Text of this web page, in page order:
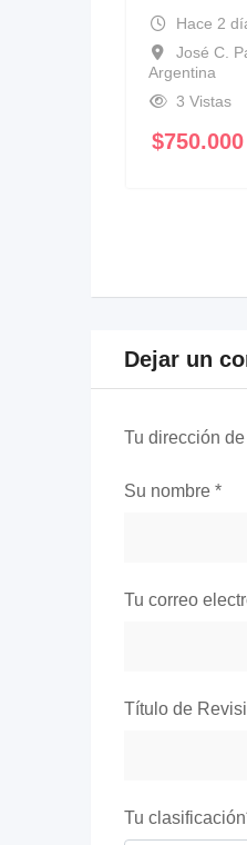
Hace 2
José C.
Argentina
3 Vistas
$750.000
Dejar un
Tu dirección
Su nombre *
Tu correo
Título de
Tu clasificación